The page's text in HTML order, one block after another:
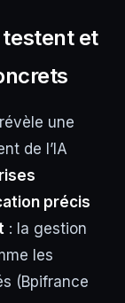
et
une
de l’IA
précis
: la gestion
les
(Bpifrance